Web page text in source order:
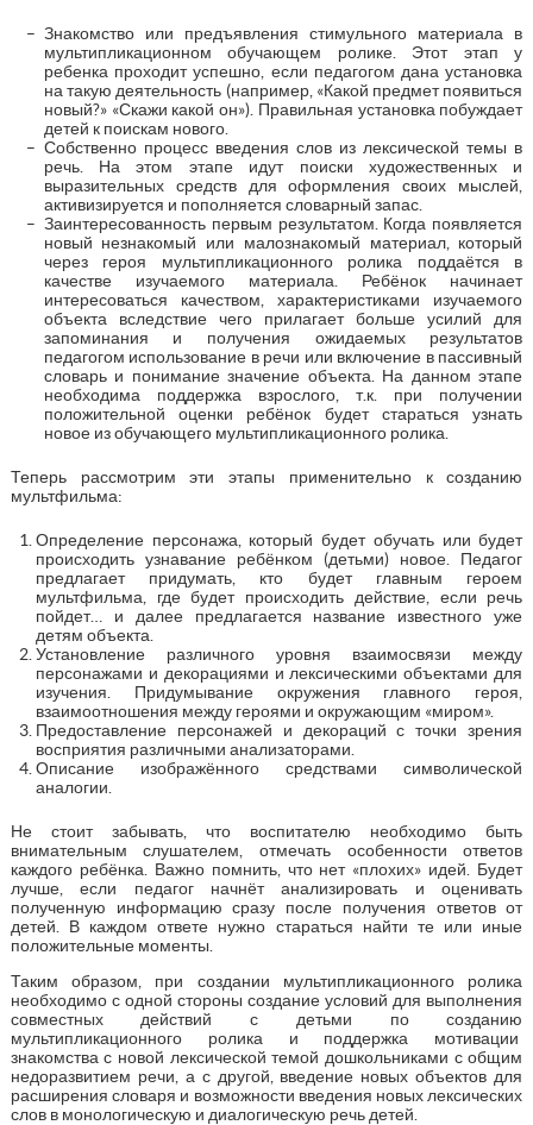
Знакомство или предъявления стимульного материала в
мультипликационном обучающем ролике. Этот этап у
ребенка проходит успешно, если педагогом дана установка
на такую деятельность (например, «Какой предмет появиться
новый?» «Скажи какой он»). Правильная установка побуждает
детей к поискам нового.
Собственно процесс введения слов из лексической темы в
речь. На этом этапе идут поиски художественных и
выразительных средств для оформления своих мыслей,
активизируется и пополняется словарный запас.
Заинтересованность первым результатом. Когда появляется
новый незнакомый или малознакомый материал, который
через героя мультипликационного ролика поддаётся в
качестве изучаемого материала. Ребёнок начинает
интересоваться качеством, характеристиками изучаемого
объекта вследствие чего прилагает больше усилий для
запоминания и получения ожидаемых результатов
педагогом использование в речи или включение в пассивный
словарь и понимание значение объекта. На данном этапе
необходима поддержка взрослого, т.к. при получении
положительной оценки ребёнок будет стараться узнать
новое из обучающего мультипликационного ролика.
Теперь рассмотрим эти этапы применительно к созданию
мультфильма:
Определение персонажа, который будет обучать или будет
происходить узнавание ребёнком (детьми) новое. Педагог
предлагает придумать, кто будет главным героем
мультфильма, где будет происходить действие, если речь
пойдет… и далее предлагается название известного уже
детям объекта.
Установление различного уровня взаимосвязи между
персонажами и декорациями и лексическими объектами для
изучения. Придумывание окружения главного героя,
взаимоотношения между героями и окружающим «миром».
Предоставление персонажей и декораций с точки зрения
восприятия различными анализаторами.
Описание изображённого средствами символической
аналогии.
Не стоит забывать, что воспитателю необходимо быть
внимательным слушателем, отмечать особенности ответов
каждого ребёнка. Важно помнить, что нет «плохих» идей. Будет
лучше, если педагог начнёт анализировать и оценивать
полученную информацию сразу после получения ответов от
детей. В каждом ответе нужно стараться найти те или иные
положительные моменты.
Таким образом, при создании мультипликационного ролика
необходимо с одной стороны создание условий для выполнения
совместных действий с детьми по созданию
мультипликационного ролика и поддержка мотивации
знакомства с новой лексической темой дошкольниками с общим
недоразвитием речи, а с другой, введение новых объектов для
расширения словаря и возможности введения новых лексических
слов в монологическую и диалогическую речь детей.